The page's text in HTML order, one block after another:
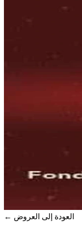
← العودة إلى العروض